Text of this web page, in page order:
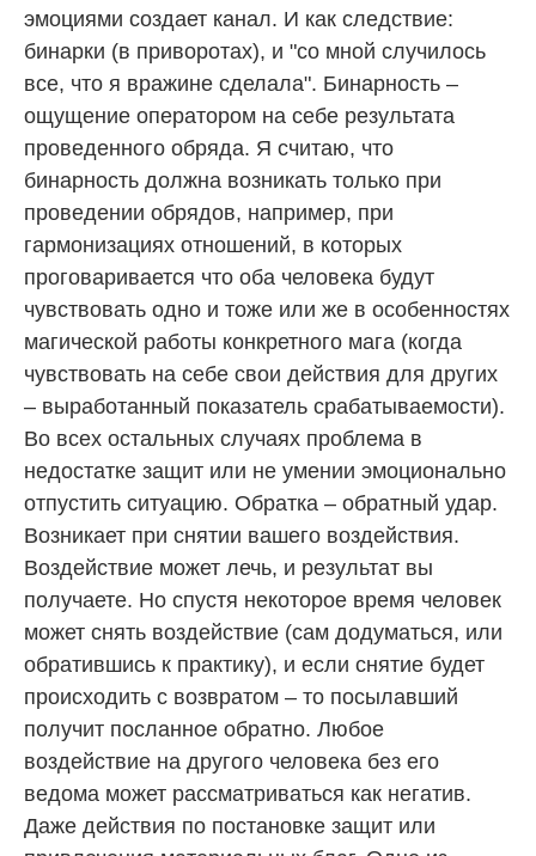
эмоциями создает канал. И как следствие:
бинарки (в приворотах), и "со мной случилось
все, что я вражине сделала". Бинарность –
ощущение оператором на себе результата
проведенного обряда. Я считаю, что
бинарность должна возникать только при
проведении обрядов, например, при
гармонизациях отношений, в которых
проговаривается что оба человека будут
чувствовать одно и тоже или же в особенностях
магической работы конкретного мага (когда
чувствовать на себе свои действия для других
– выработанный показатель срабатываемости).
Во всех остальных случаях проблема в
недостатке защит или не умении эмоционально
отпустить ситуацию. Обратка – обратный удар.
Возникает при снятии вашего воздействия.
Воздействие может лечь, и результат вы
получаете. Но спустя некоторое время человек
может снять воздействие (сам додуматься, или
обратившись к практику), и если снятие будет
происходить с возвратом – то посылавший
получит посланное обратно. Любое
воздействие на другого человека без его
ведома может рассматриваться как негатив.
Даже действия по постановке защит или